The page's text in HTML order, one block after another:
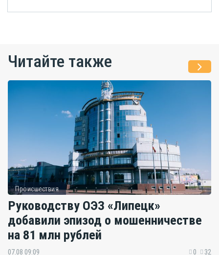
Читайте также
Происшествия
Руководству ОЭЗ «Липецк»
добавили эпизод о мошенничестве
на 81 млн рублей
07.08 09:09 0 32